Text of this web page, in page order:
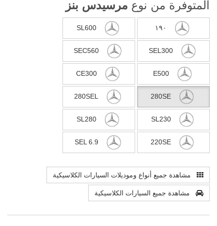
المتوفرة من نوع مرسيدس بنز
١٩٠ SL600
SEL300
SEC560
E500
CE300
280SE
280SEL
SL230
SL280
220SE
SEL 6.9
مشاهدة جميع أنواع وموديلات السيارات الكلاسيكية
مشاهدة جميع السيارات الكلاسيكية